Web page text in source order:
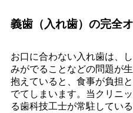
義歯（入れ歯）の完全
お口に合わない入れ歯は、
みがでることなどの問題が
抱えていると、食事が負担
でてしまいます。当クリニ
る歯科技工士が常駐してい